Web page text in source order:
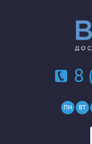
8
ПН ВТ